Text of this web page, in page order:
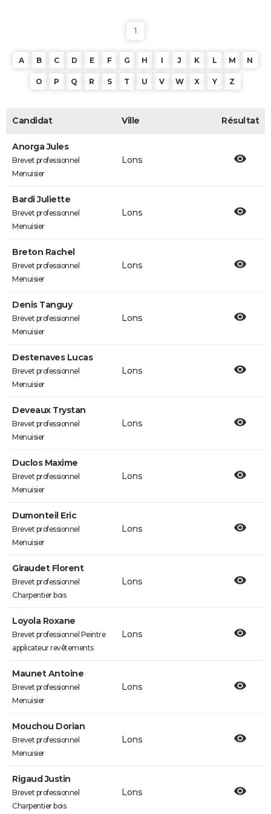
1
A B C D E F G H I J K L M N
O P Q R S T U V W X Y Z
Candidat Ville Résultat
Anorga Jules
Brevet professionnel
Menuisier
Lons
Bardi Juliette
Brevet professionnel
Menuisier
Lons
Breton Rachel
Brevet professionnel
Menuisier
Lons
Denis Tanguy
Brevet professionnel
Menuisier
Lons
Destenaves Lucas
Brevet professionnel
Menuisier
Lons
Deveaux Trystan
Brevet professionnel
Menuisier
Lons
Duclos Maxime
Brevet professionnel
Menuisier
Lons
Dumonteil Eric
Brevet professionnel
Menuisier
Lons
Giraudet Florent
Brevet professionnel
Charpentier bois
Lons
Loyola Roxane
Brevet professionnel Peintre
applicateur revêtements
Lons
Maunet Antoine
Brevet professionnel
Menuisier
Lons
Mouchou Dorian
Brevet professionnel
Menuisier
Lons
Rigaud Justin
Brevet professionnel
Charpentier bois
Lons